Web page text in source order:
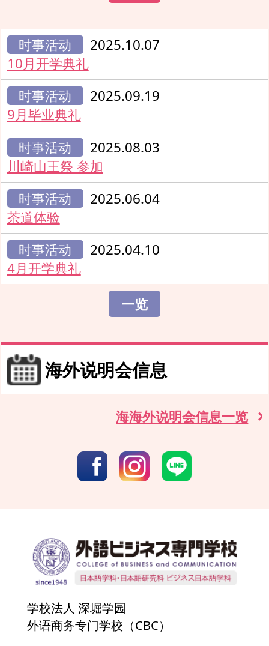
时事活动
2025.10.07
10月开学典礼
时事活动
2025.09.19
9月毕业典礼
时事活动
2025.08.03
川崎山王祭 参加
时事活动
2025.06.04
茶道体验
时事活动
2025.04.10
4月开学典礼
一览
海外说明会信息
海海外说明会信息一览
学校法人 深堀学园
外语商务专门学校（CBC）